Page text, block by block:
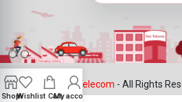
©2025 Nur Telecom - All Rights
ShopWishlist CartMy account